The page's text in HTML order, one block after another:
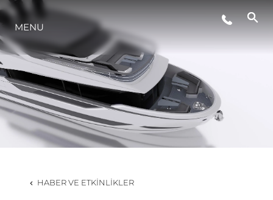
ETKINLIKLER
YAŞAM ŞEKLİ
YENILIK
ŞİRKET
EKIP
MENU
HABER VE ETKINLIKLER